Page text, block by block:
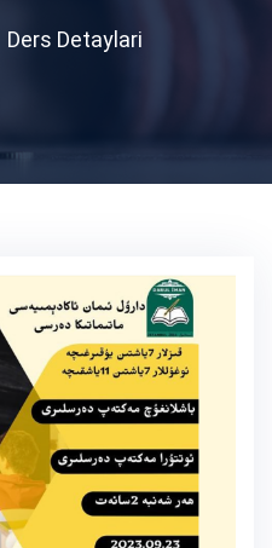
Ders Detaylari